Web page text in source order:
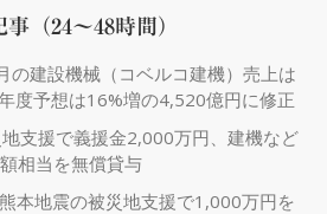
事（24～48時間）
の建設機械（コベルコ建機）売上は
度予想は16%増の4,520億円に修正
支援で義援金2,000万円、建機など
相当を無償貸与
本地震の被災地支援で1,000万円を